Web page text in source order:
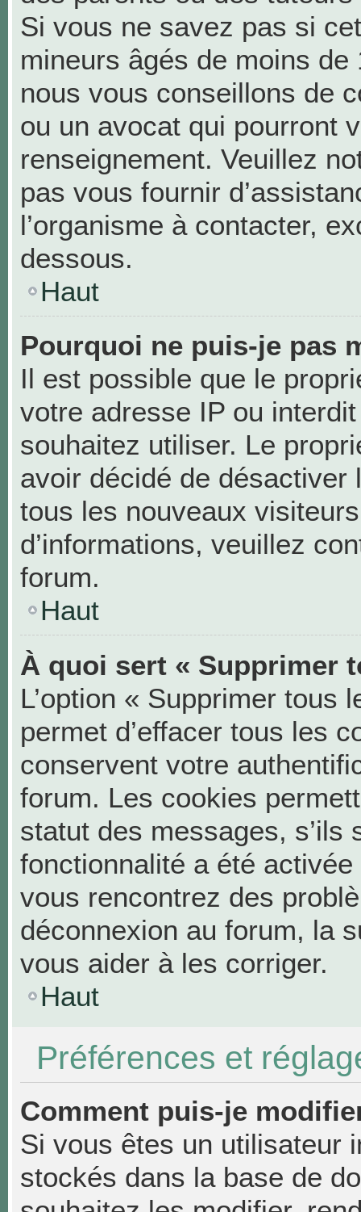
Si vous ne savez pas si
mineurs âgés de moins
nous vous conseillons de
ou un avocat qui pourront
renseignement. Veuillez
pas vous fournir
l’organisme à contacter,
dessous.
Haut
Pourquoi ne puis-je pas
Il est possible que le
votre adresse IP ou
souhaitez utiliser. Le
avoir décidé de désactiver
tous les nouveaux
d’informations, veuillez
forum.
Haut
À quoi sert « Supprimer
L’option « Supprimer tous
permet d’effacer tous les
conservent votre
forum. Les cookies
statut des messages,
fonctionnalité a été
vous rencontrez des
déconnexion au forum, la
vous aider à les corriger.
Haut
Préférences et
Comment puis-je
Si vous êtes un utilisateur
stockés dans la base de